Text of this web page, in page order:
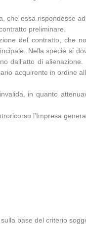
che essa rispondesse
preliminare.
del contratto, che
Nella specie si
dall’atto di alienazione.
acquirente in ordine
in quanto
l’Impresa
base del criterio